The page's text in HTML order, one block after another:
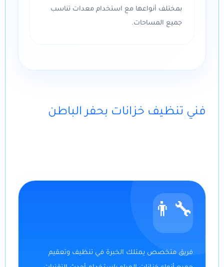
بمختلف أنواعها مع استخدام معدات تناسب
جميع المساحات.
فني تنظيف خزانات بحفر الباطن
👨‍🔧
فريق متخصص يمتلك الخبرة في تنظيف وتعقيم